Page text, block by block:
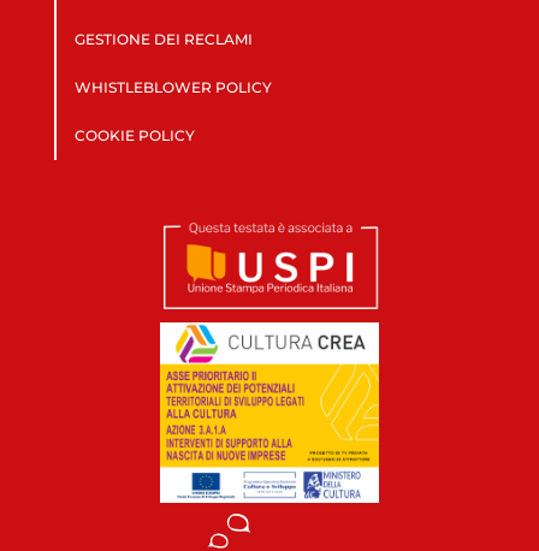
GESTIONE DEI RECLAMI
WHISTLEBLOWER POLICY
COOKIE POLICY